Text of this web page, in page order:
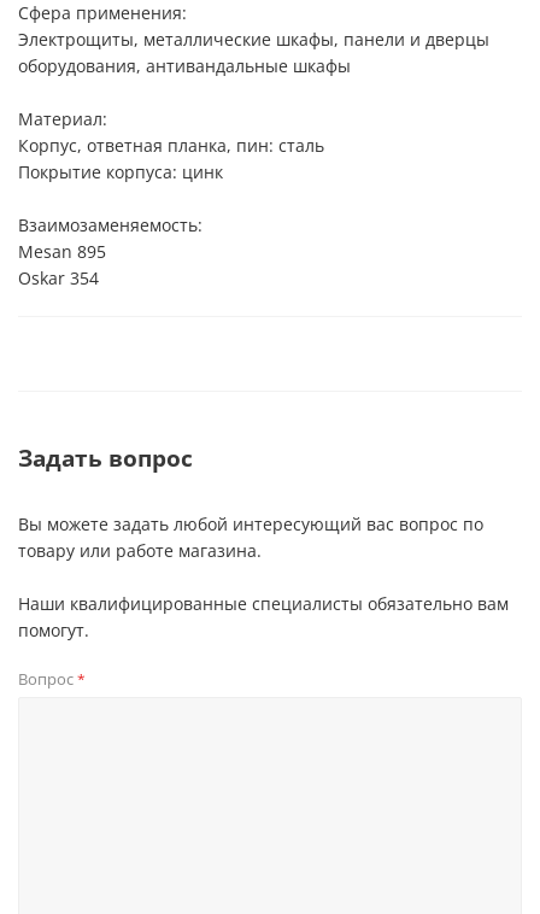
Сфера применения:
Электрощиты, металлические шкафы, панели и дверцы
оборудования, антивандальные шкафы
Материал:
Корпус, ответная планка, пин: сталь
Покрытие корпуса: цинк
Взаимозаменяемость:
Mesan 895
Oskar 354
Задать вопрос
Вы можете задать любой интересующий вас вопрос по
товару или работе магазина.
Наши квалифицированные специалисты обязательно вам
помогут.
Вопрос*